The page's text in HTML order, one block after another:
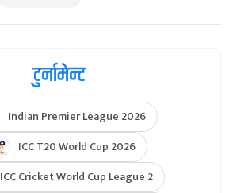
टुर्नामेन्ट
Indian Premier League 2026
ICC T20 World Cup 2026
ICC Cricket World Cup League 2